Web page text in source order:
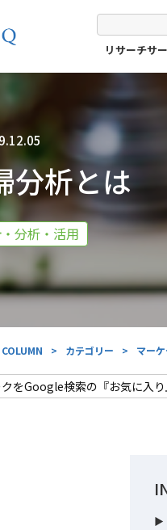
リサーチサ
分析とは
分析・活用
COLUMN > カテゴリー > マー
をGoogle検索の『お気に入